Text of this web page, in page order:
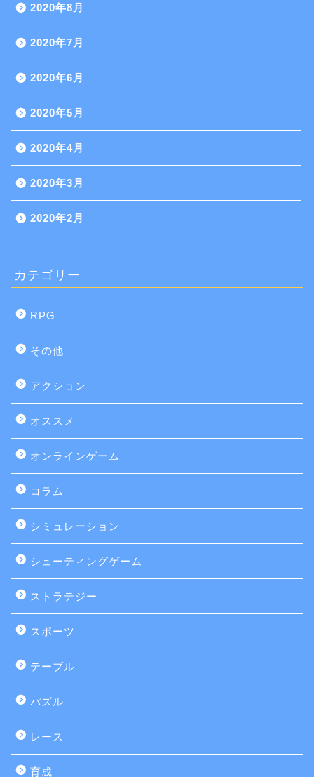
2020年8月
2020年7月
2020年6月
2020年5月
2020年4月
2020年3月
2020年2月
カテゴリー
RPG
その他
アクション
オススメ
オンラインゲーム
コラム
シミュレーション
シューティングゲーム
ストラテジー
スポーツ
テーブル
パズル
レース
育成